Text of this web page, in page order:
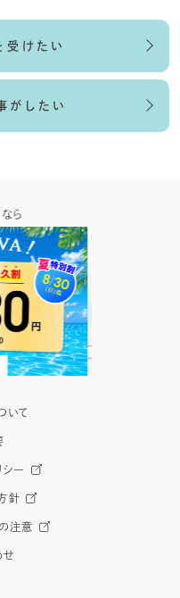
受けたい
がしたい
なら
いて
シー
針
注意
せ